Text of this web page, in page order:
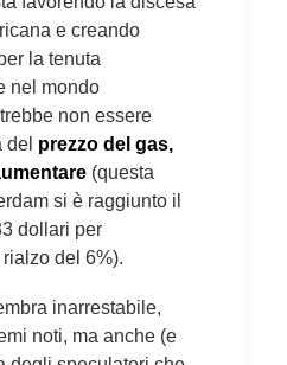
e creando
la tenuta
nel mondo
non essere
del prezzo del gas,
(questa
si è raggiunto il
dollari per
del 6%).
inarrestabile,
noti, ma anche (e